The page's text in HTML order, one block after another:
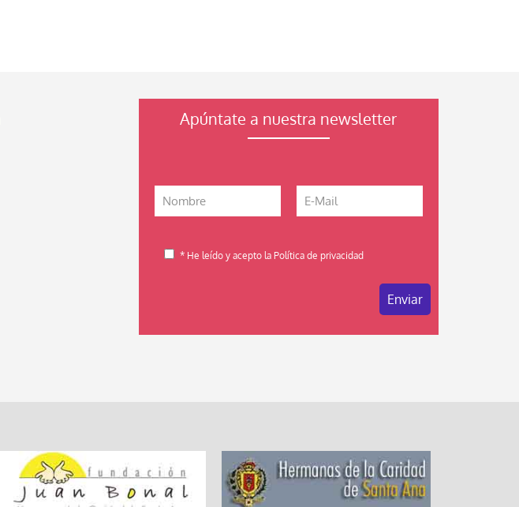
Apúntate a nuestra newsletter
* He leído y acepto la Política de privacidad